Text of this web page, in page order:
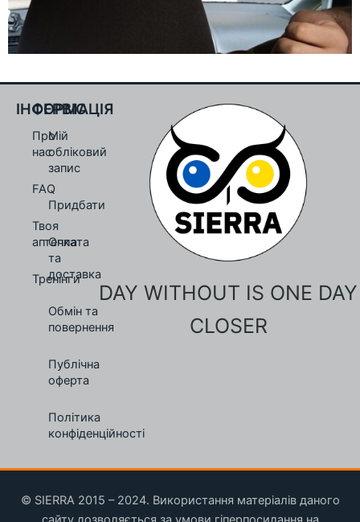
ІНФОРМАЦІЯ
Про
нас
FAQ
Твоя
аптечка
Тренінги
СЕРВІС
Мій
обліковий
запис
Придбати
Оплата
та
доставка
Обмін та
повернення
Публічна
оферта
Політика
конфіденційності
DAY WITHOUT IS ONE DAY
CLOSER
© SIERRA 2015 – 2024. Використання матеріалів даного